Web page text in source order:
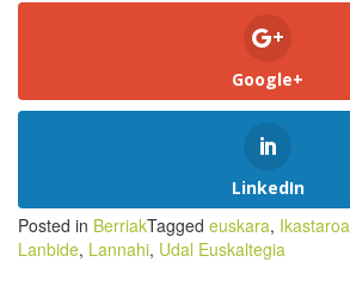
Google+
LinkedIn
Posted in BerriakTagged euskara, Ikastaroa
Lanbide, Lannahi, Udal Euskaltegia